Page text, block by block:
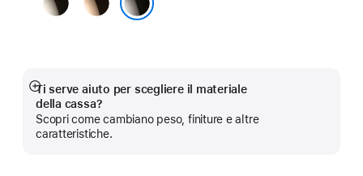
Ti serve aiuto per scegliere il materiale
della cassa?
Scopri come cambiano peso, finiture e altre
caratteristiche.
Mostra
di
più